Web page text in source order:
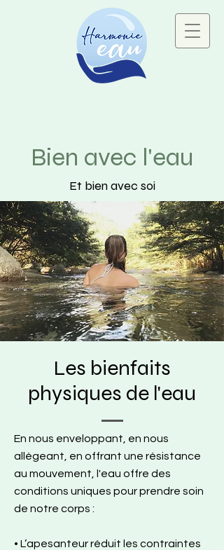
Bien avec l'eau
Et bien avec soi
Les bienfaits
physiques de l'eau
En nous enveloppant, en nous
allégeant, en offrant une résistance
au mouvement, l'eau offre des
conditions uniques pour prendre soin
de notre corps :
• L’apesanteur réduit les contraintes